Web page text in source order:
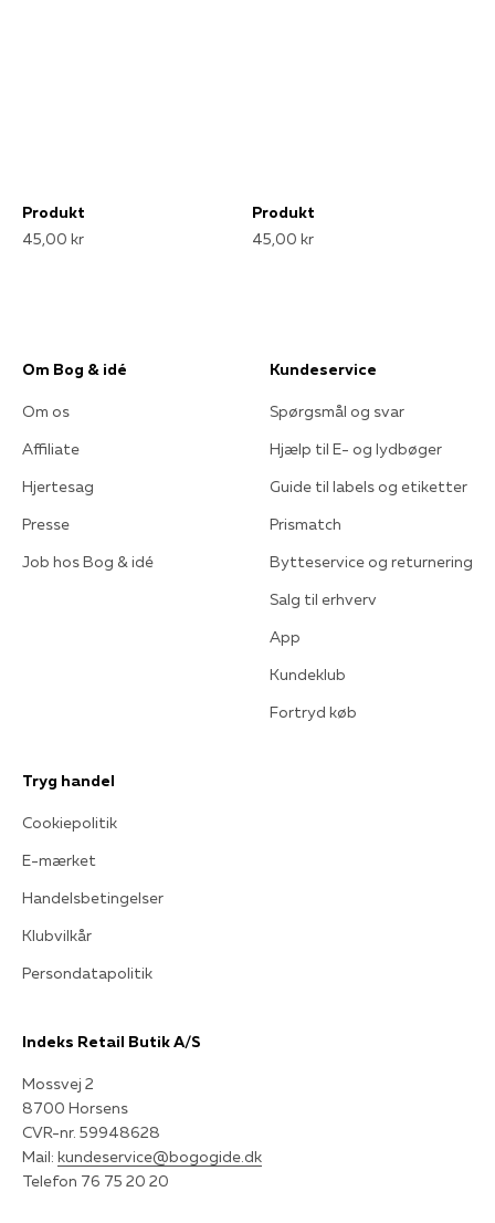
Produkt
45,00 kr
Produkt
45,00 kr
Om Bog & idé
Om os
Affiliate
Hjertesag
Presse
Job hos Bog & idé
Kundeservice
Spørgsmål og svar
Hjælp til E- og lydbøger
Guide til labels og etiketter
Prismatch
Bytteservice og returnering
Salg til erhverv
App
Kundeklub
Fortryd køb
Tryg handel
Cookiepolitik
E-mærket
Handelsbetingelser
Klubvilkår
Persondatapolitik
Indeks Retail Butik A/S
Mossvej 2
8700 Horsens
CVR-nr. 59948628
Mail: kundeservice@bogogide.dk
Telefon 76 75 20 20